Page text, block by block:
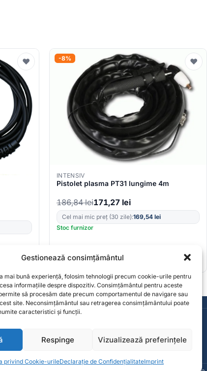
Gestionează consimțământul
mai bună experiență, folosim tehnologii precum cookie-urile pentru
informațiile despre dispozitiv. Consimțământul pentru aceste
să procesăm date precum comportamentul de navigare sau
site. Neconsimțământul sau retragerea consimțământului poate
caracteristici și funcții.
Respinge Vizualizează preferințele
privind Cookie-urileDeclarație de ConfidențialitateImprint
♥ -8% ♥
INTENSIV
Pistolet plasma PT31 lungime 4m
186,84lei171,27 lei
Cel mai mic preț (30 zile):169,54 lei
Stoc furnizor
Consultanță de la specialiști
Contact